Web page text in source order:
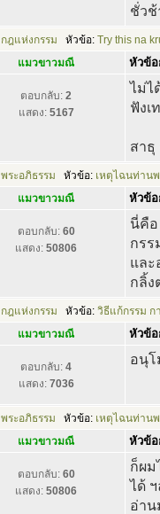
ชั่วช้
กฎแห่งกรรม หัวข้อ: Try this na
แมวขาวมณี
หัวข้อ
ตอบกลับ: 2
แสดง: 5167
ไม่ไ
ฟังเ
สาธุ
พระอภิธรรม หัวข้อ: เหตุไฉนท่าน
แมวขาวมณี
หัวข้อ
ตอบกลับ: 60
แสดง: 50806
นี่คือ
กรร
และ
กลิ้ง
กฎแห่งกรรม หัวข้อ: วิธีแก้กรรม ก
แมวขาวมณี
หัวข้อ
ตอบกลับ: 4
แสดง: 7036
อนุโ
พระอภิธรรม หัวข้อ: เหตุไฉนท่าน
แมวขาวมณี
หัวข้อ
ตอบกลับ: 60
แสดง: 50806
ก็ผม
ได้
อ่าน